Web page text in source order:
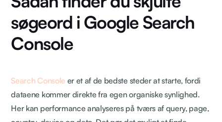
søgeord i Google Search
Console
Search Console er et af de bedste steder at starte, fordi
dataene kommer direkte fra egen organiske synlighed.
Her kan performance analyseres på tværs af query, page,